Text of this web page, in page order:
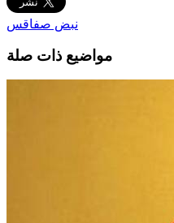
نبض صفاقس
مواضيع ذات صلة